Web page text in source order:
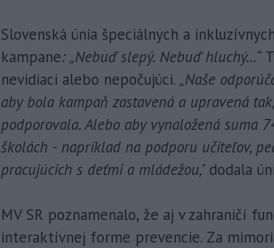
Slovenská únia špeciálnych a
kampane: „Nebuď slepý. Nebuď hluchý...“
nevidiaci alebo nepočujúci. „Naše
aby bola kampaň zastavená a upravená
podporovala. Alebo aby vynaložená suma
školách - napríklad na podporu učiteľov,
pracujúcich s deťmi a mládežou," dodala
MV SR poznamenalo, že aj v zahraničí
interaktívnej forme prevencie. Za